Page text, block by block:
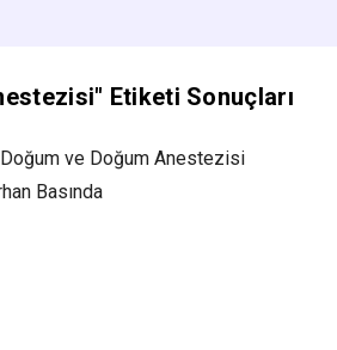
" Etiketi Sonuçları
Doğum ve Doğum Anestezisi
Basında